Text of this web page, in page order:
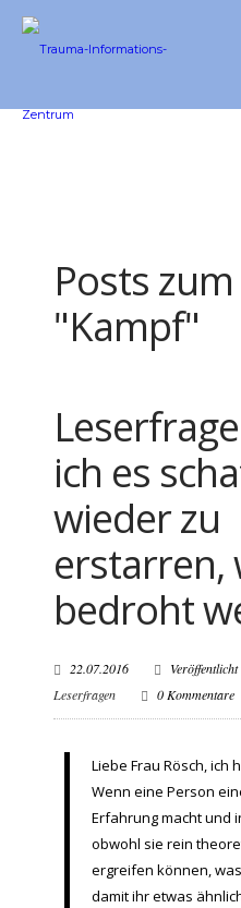
Posts
"Kampf"
ich es
wieder zu
erstarren,
bedroht
22.07.2016 Veröffentlicht
Leserfragen
0 Kommentare
Liebe Frau Rösch, ich
Wenn eine Person
Erfahrung macht und
obwohl sie rein
ergreifen können,
damit ihr etwas